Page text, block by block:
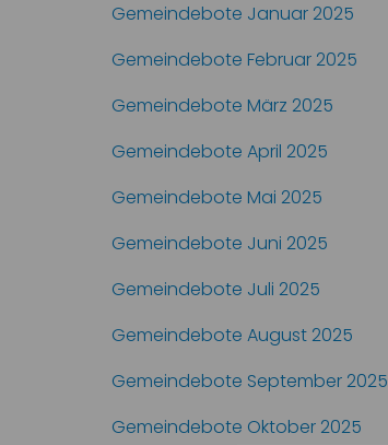
Gemeindebote Januar 2025
Gemeindebote Februar 2025
Gemeindebote März 2025
Gemeindebote April 2025
Gemeindebote Mai 2025
Gemeindebote Juni 2025
Gemeindebote Juli 2025
Gemeindebote August 2025
Gemeindebote September 2025
Gemeindebote Oktober 2025